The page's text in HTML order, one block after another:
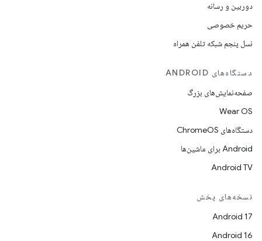
دوربین و رسانه
حریم خصوصی
نسل پنجم شبکه تلفن همراه
دستگاه‌های ANDROID
صفحه‌نمایش‌های بزرگ
Wear OS
دستگاه‌های ChromeOS
Android برای ماشین‌ها
Android TV
نسخه‌های پخش
Android 17
Android 16